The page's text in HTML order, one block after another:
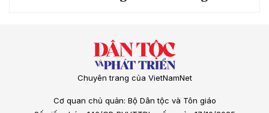
Chuyên trang của VietNamNet
Cơ quan chủ quản: Bộ Dân tộc và Tôn giáo